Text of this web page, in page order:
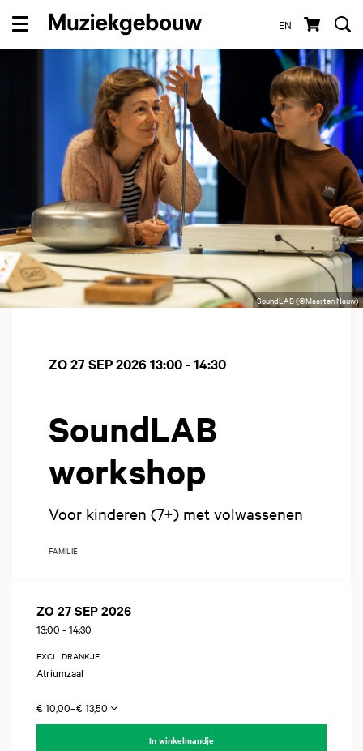
EN
Menu
SoundLAB (©Maarten Nauw)
SoundLAB
workshop
Voor kinderen (7+) met volwassenen
ZO 27 SEP 2026 13:00 - 14:30
FAMILIE
ZO 27 SEP 2026
13:00 - 14:30
EXCL. DRANKJE
Atriumzaal
€ 10,00–€ 13,50
In winkelmandje